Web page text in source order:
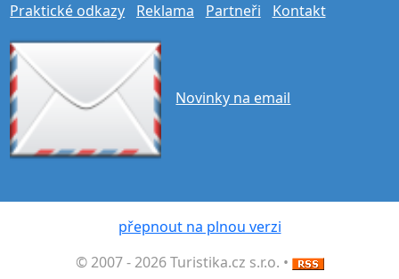
Praktické odkazy
Reklama Partneři Kontakt
Novinky na email
přepnout na plnou verzi
© 2007 - 2026 Turistika.cz s.r.o. •